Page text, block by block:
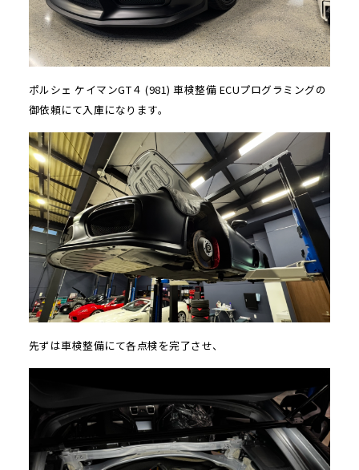
ポルシェ ケイマンGT４ (981) 車検整備 ECUプログラミングの
御依頼にて入庫になります。
先ずは車検整備にて各点検を完了させ、